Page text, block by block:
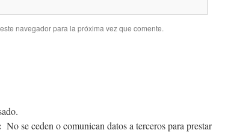
navegador para la próxima vez que comente.
No se ceden o comunican datos a terceros para prestar